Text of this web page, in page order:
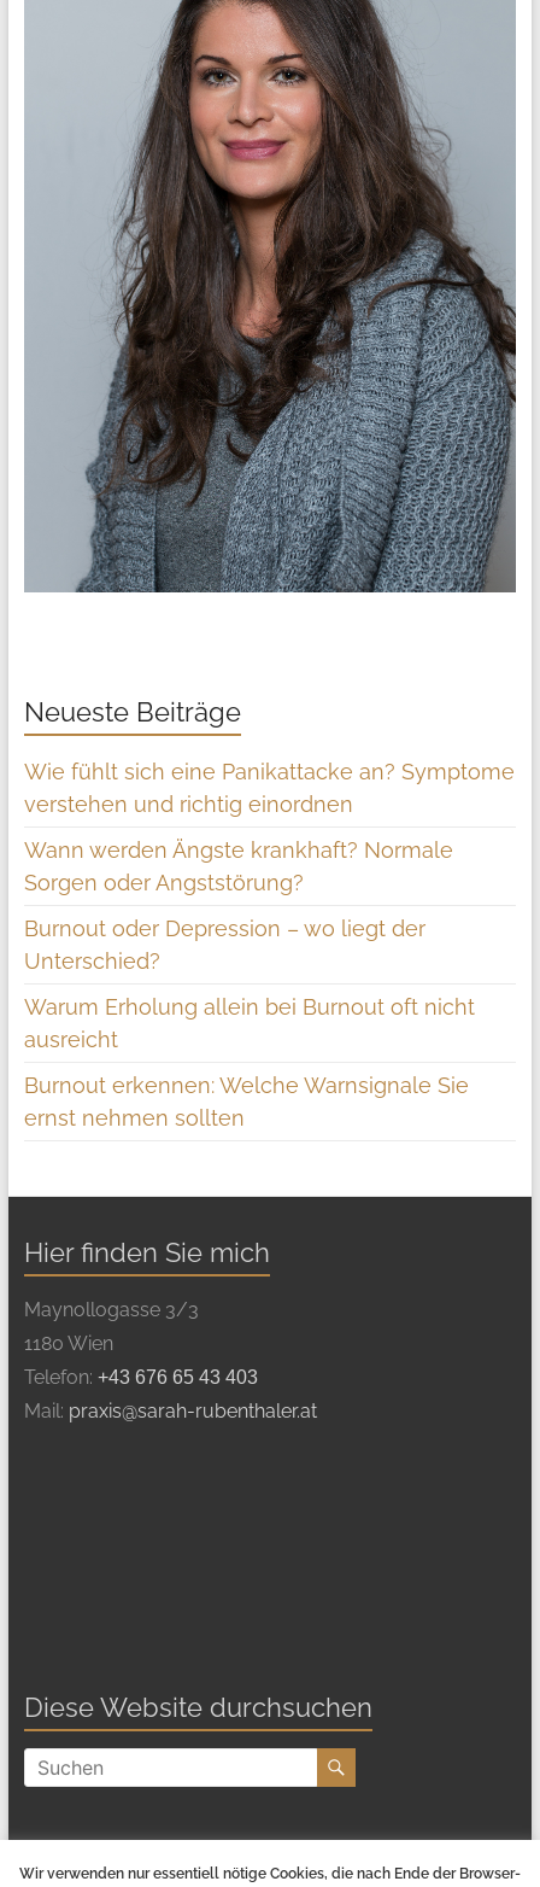
Neueste Beiträge
Wie fühlt sich eine Panikattacke an? Symptome
verstehen und richtig einordnen
Wann werden Ängste krankhaft? Normale
Sorgen oder Angststörung?
Burnout oder Depression – wo liegt der
Unterschied?
Warum Erholung allein bei Burnout oft nicht
ausreicht
Burnout erkennen: Welche Warnsignale Sie
ernst nehmen sollten
Hier finden Sie mich
Maynollogasse 3/3
1180 Wien
Telefon: +43 676 65 43 403
Mail: praxis@sarah-rubenthaler.at
Diese Website durchsuchen
© Psychotherapie Wien 1180 - Mag. Sarah Rubenthaler
Wir verwenden nur essentiell nötige Cookies, die nach Ende der Browser-